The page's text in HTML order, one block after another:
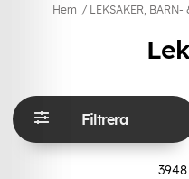
Hem LEKSAKER, BARN-
Filtrera
3948